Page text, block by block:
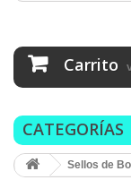
Carrito
CATEGORÍAS
Sellos de